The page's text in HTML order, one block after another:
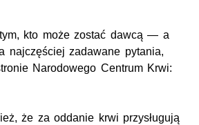
kto może zostać dawcą — a
najczęściej zadawane pytania,
Narodowego Centrum Krwi:
że za oddanie krwi przysługują